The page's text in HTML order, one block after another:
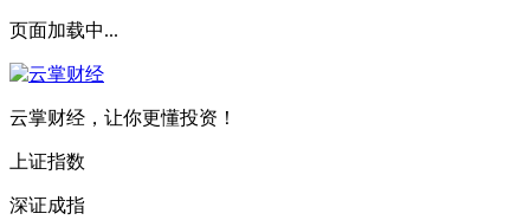
页面加载中...
云掌财经，让你更懂投资！
上证指数
深证成指